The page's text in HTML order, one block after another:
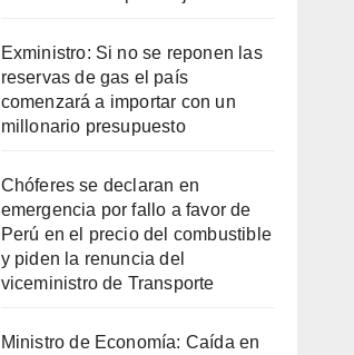
Exministro: Si no se reponen las
reservas de gas el país
comenzará a importar con un
millonario presupuesto
Chóferes se declaran en
emergencia por fallo a favor de
Perú en el precio del combustible
y piden la renuncia del
viceministro de Transporte
Ministro de Economía: Caída en